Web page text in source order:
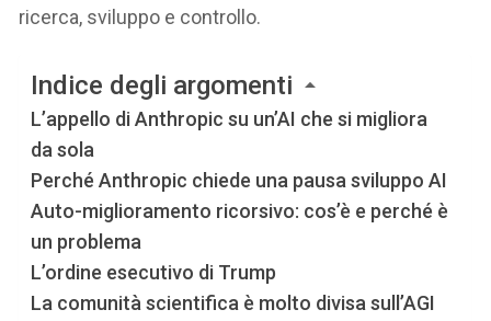
ricerca, sviluppo e controllo.
Indice degli argomenti
L’appello di Anthropic su un’AI che si migliora
da sola
Perché Anthropic chiede una pausa sviluppo AI
Auto-miglioramento ricorsivo: cos’è e perché è
un problema
L’ordine esecutivo di Trump
La comunità scientifica è molto divisa sull’AGI